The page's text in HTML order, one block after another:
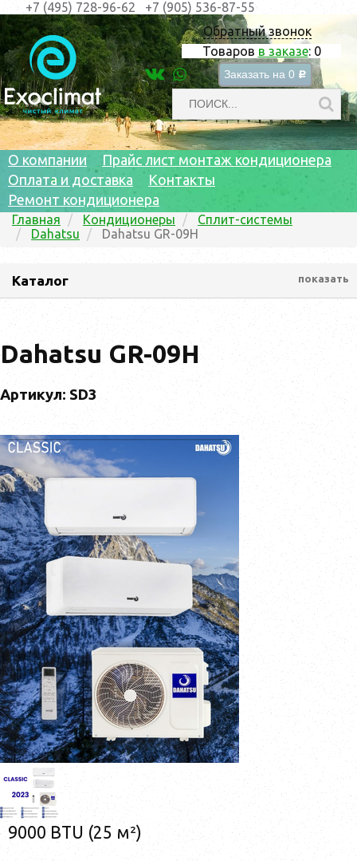
Обратный звонок
Товаров в заказе: 0
Заказать на 0 c
+7 (495) 728-96-62 +7 (905) 536-87-55
О компании
Прайс лист монтаж кондиционера
Оплата и доставка
Контакты
Ремонт кондиционера
Главная Кондиционеры
Сплит-системы
Dahatsu
Dahatsu GR-09H
Каталог показать
Dahatsu GR-09H
Артикул: SD3
9000 BTU (25 м²)